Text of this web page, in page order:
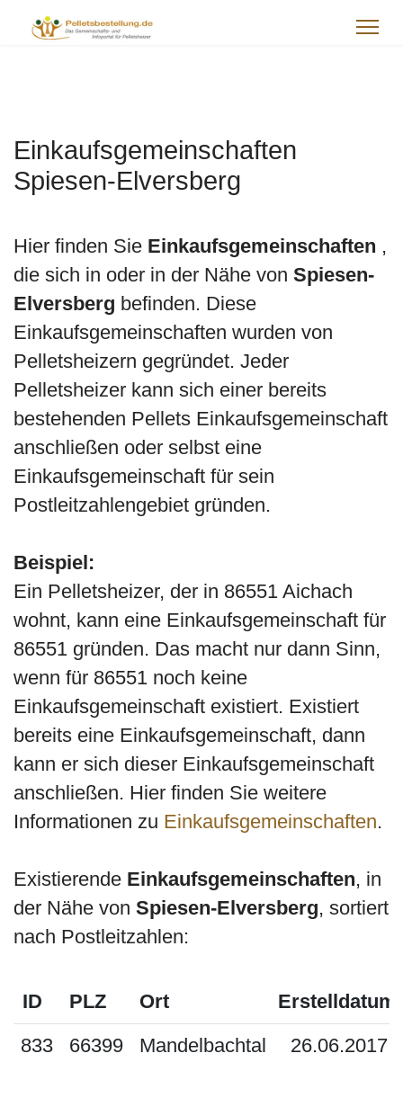
Einkaufsgemeinschaften
Spiesen-Elversberg
Hier finden Sie Einkaufsgemeinschaften ,
die sich in oder in der Nähe von Spiesen-
Elversberg befinden. Diese
Einkaufsgemeinschaften wurden von
Pelletsheizern gegründet. Jeder
Pelletsheizer kann sich einer bereits
bestehenden Pellets Einkaufsgemeinschaft
anschließen oder selbst eine
Einkaufsgemeinschaft für sein
Postleitzahlengebiet gründen.
Beispiel:
Ein Pelletsheizer, der in 86551 Aichach
wohnt, kann eine Einkaufsgemeinschaft für
86551 gründen. Das macht nur dann Sinn,
wenn für 86551 noch keine
Einkaufsgemeinschaft existiert. Existiert
bereits eine Einkaufsgemeinschaft, dann
kann er sich dieser Einkaufsgemeinschaft
anschließen. Hier finden Sie weitere
Informationen zu Einkaufsgemeinschaften.
Existierende Einkaufsgemeinschaften, in
der Nähe von Spiesen-Elversberg, sortiert
nach Postleitzahlen:
ID PLZ Ort
Erstelldatum
833
66399 Mandelbachtal 26.06.2017